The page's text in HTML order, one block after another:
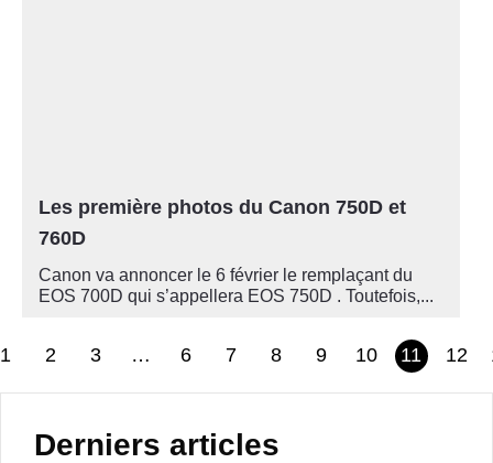
Les première photos du Canon 750D et
760D
Canon va annoncer le 6 février le remplaçant du
EOS 700D qui s’appellera EOS 750D . Toutefois,...
1 2 3 … 6 7 8 9 10 11 12
Derniers articles